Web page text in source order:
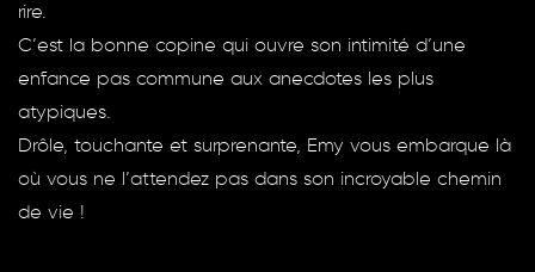
rire.
C’est la bonne copine qui ouvre son intimité d’une
enfance pas commune aux anecdotes les plus
atypiques.
Drôle, touchante et surprenante, Emy vous embarque là
où vous ne l’attendez pas dans son incroyable chemin
de vie !